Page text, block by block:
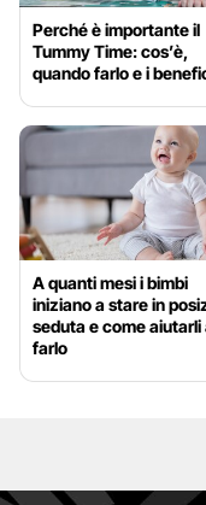
Perché è importante il
Tummy Time: cos’è,
quando farlo e i
A quanti mesi i bimbi
iniziano a stare in
seduta e come aiutarli
farlo